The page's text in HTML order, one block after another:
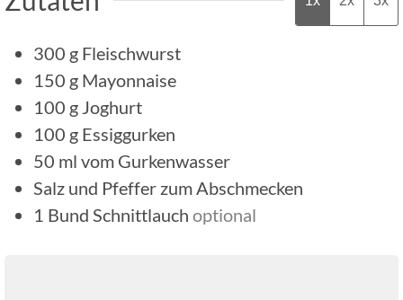
300 g Fleischwurst
150 g Mayonnaise
100 g Joghurt
100 g Essiggurken
50 ml vom Gurkenwasser
Salz und Pfeffer zum Abschmecken
1 Bund Schnittlauch optional